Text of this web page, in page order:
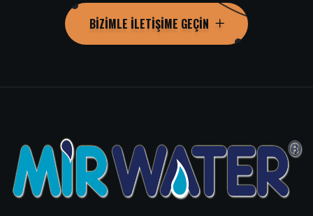
BIZIMLE İLETIŞIME GEÇIN